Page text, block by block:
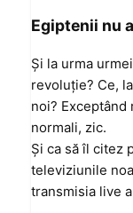
Egiptenii nu
Şi la urma
revoluţie? Ce,
noi? Exceptând
normali, zic.
Şi ca să îl citez
televiziunile
transmisia live